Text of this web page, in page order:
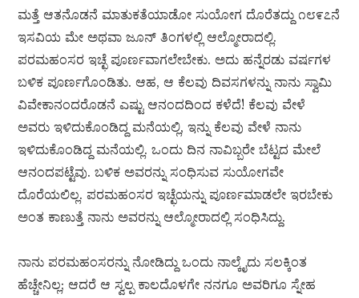
ಮತ್ತೆ ಆತನೊಡನೆ ಮಾತುಕತೆಯಾಡೋ ಸುಯೋಗ ದೊರೆತದ್ದು ೧೮೯೭ನೆ
ಇಸವಿಯ ಮೇ ಅಥವಾ ಜೂನ್ ತಿಂಗಳಲ್ಲಿ ಆಲ್ಮೋರಾದಲ್ಲಿ.
ಪರಮಹಂಸರ ಇಚ್ಛೆ ಪೂರ್ಣವಾಗಲೇಬೇಕು. ಅದು ಹನ್ನೆರಡು ವರ್ಷಗಳ
ಬಳಿಕ ಪೂರ್ಣಗೊಂಡಿತು. ಆಹ, ಆ ಕೆಲವು ದಿವಸಗಳನ್ನು ನಾನು ಸ್ವಾಮಿ
ವಿವೇಕಾನಂದರೊಡನೆ ಎಷ್ಟು ಆನಂದದಿಂದ ಕಳೆದೆ! ಕೆಲವು ವೇಳೆ
ಅವರು ಇಳಿದುಕೊಂಡಿದ್ದ ಮನೆಯಲ್ಲಿ, ಇನ್ನು ಕೆಲವು ವೇಳೆ ನಾನು
ಇಳಿದುಕೊಂಡಿದ್ದ ಮನೆಯಲ್ಲಿ. ಒಂದು ದಿನ ನಾವಿಬ್ಬರೇ ಬೆಟ್ಟದ ಮೇಲೆ
ಆನಂದಪಟ್ಟೆವು. ಬಳಿಕ ಅವರನ್ನು ಸಂಧಿಸುವ ಸುಯೋಗವೇ
ದೊರೆಯಲಿಲ್ಲ. ಪರಮಹಂಸರ ಇಚ್ಛೆಯನ್ನು ಪೂರ್ಣಮಾಡಲೇ ಇರಬೇಕು
ಅಂತ ಕಾಣುತ್ತೆ ನಾನು ಅವರನ್ನು ಆಲ್ಮೋರಾದಲ್ಲಿ ಸಂಧಿಸಿದ್ದು.
ನಾನು ಪರಮಹಂಸರನ್ನು ನೋಡಿದ್ದು ಒಂದು ನಾಲ್ಕೈದು ಸಲಕ್ಕಿಂತ
ಹೆಚ್ಚೇನಿಲ್ಲ; ಆದರೆ ಆ ಸ್ವಲ್ಪ ಕಾಲದೊಳಗೇ ನನಗೂ ಅವರಿಗೂ ಸ್ನೇಹ